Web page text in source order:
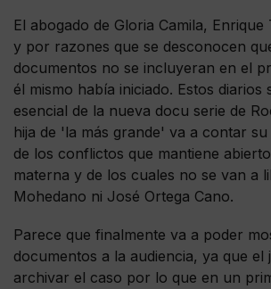
El abogado de Gloria Camila,
y por razones que se desconocen
documentos no se incluyeran en el
él mismo había iniciado. Estos diarios
esencial de la nueva docu serie de
hija de 'la más grande' va a contar
de los conflictos que mantiene
materna y de los cuales no se van a
Mohedano ni José Ortega Cano.
Parece que finalmente va a poder
documentos a la audiencia, ya que el
archivar el caso por lo que en un